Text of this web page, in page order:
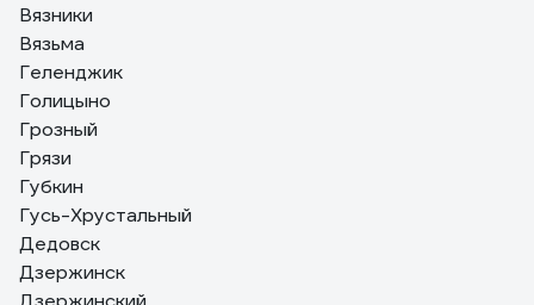
Вязники
Вязьма
Геленджик
Голицыно
Грозный
Грязи
Губкин
Гусь-Хрустальный
Дедовск
Дзержинск